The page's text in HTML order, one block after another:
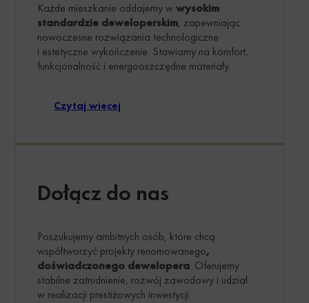
Każde mieszkanie oddajemy wwysokim
standardzie deweloperskim, zapewniając
nowoczesne rozwiązania technologiczne
i estetyczne wykończenie. Stawiamy na komfort,
funkcjonalność i energooszczędne materiały.
Czytaj więcej
Dołącz do nas
Poszukujemy ambitnych osób, które chcą
współtworzyć projekty renomowanego,
doświadczonego dewelopera. Oferujemy
stabilne zatrudnienie, rozwój zawodowy i udział
w realizacji prestiżowych inwestycji.